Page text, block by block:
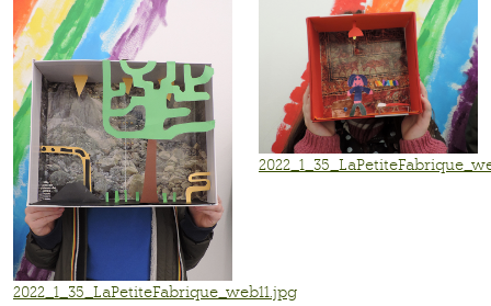
2022_1_35_LaPetiteFabrique_web11.jpg